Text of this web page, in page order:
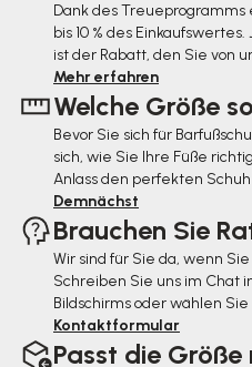
Dank des
bis 10 % des
ist der Rabatt, den Sie von
Mehr erfahren
Welche Größe
Bevor Sie sich für
sich, wie Sie Ihre Füße
Anlass den perfekten
Demnächst
Brauchen Sie
Wir sind für Sie da, wenn
Schreiben Sie uns im Chat
Bildschirms oder wählen
Kontaktformular
Passt die Größe